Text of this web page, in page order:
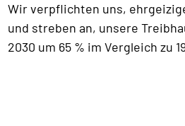
Wir verpflichten uns,
und streben an, unsere
2030 um 65 % im Vergleich zu